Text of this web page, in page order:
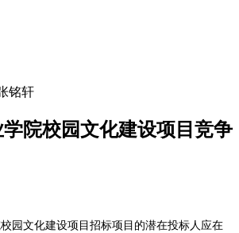
铭轩
院校园文化建设项目竞争
园文化建设项目 招标项目的潜在投标人 应在